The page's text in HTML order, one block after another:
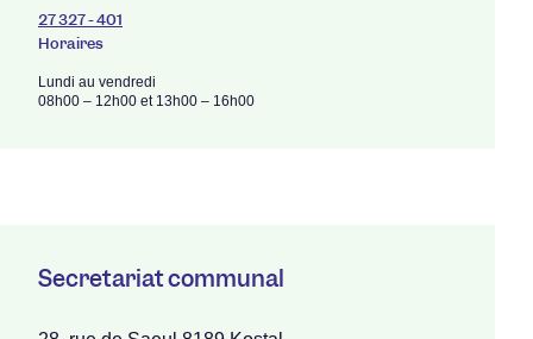
27 327 - 401
Horaires
Lundi au vendredi
08h00 – 12h00 et 13h00 – 16h00
Secrétariat communal